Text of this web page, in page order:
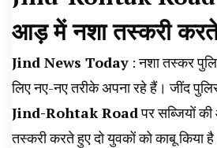
News, Student
News, AHN News,
आड़ में नशा तस्करी करते
Jind News Today : नशा तस्कर
लिए नए-नए तरीके अपना रहे हैं। जींद
Jind-Rohtak Roadपर सब्जियों
तस्करी करते हुए दो युवकों को काबू किया